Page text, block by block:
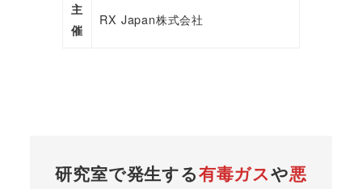
主
催
RX Japan株式会社
研究室で発生する有毒ガスや悪